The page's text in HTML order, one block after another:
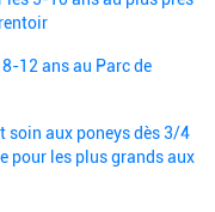
12 ans au Parc de
soin aux poneys dès 3/4
pour les plus grands aux